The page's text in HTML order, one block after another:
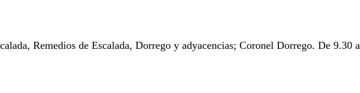
Remedios de Escalada, Dorrego y adyacencias; Coronel Dorrego. De 9.30 a